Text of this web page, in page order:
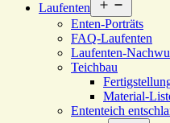
Laufenten
öffnen
Enten-Porträts
FAQ-Laufenten
Laufenten-
Teichbau
Material-
Ententeich